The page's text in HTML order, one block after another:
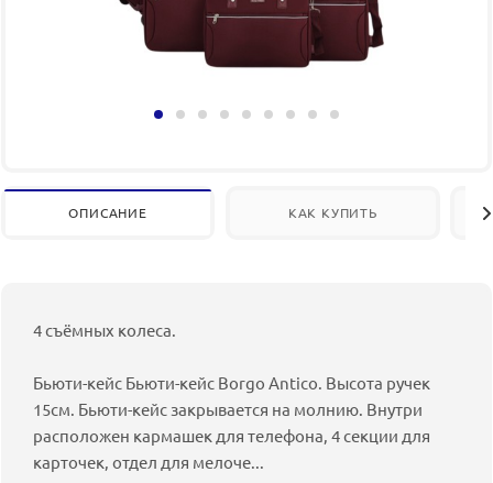
ОПИСАНИЕ КАК КУПИТЬ
4 съёмных колеса.
Бьюти-кейс Бьюти-кейс Borgo Antico. Высота ручек
15см. Бьюти-кейс закрывается на молнию. Внутри
расположен кармашек для телефона, 4 секции для
карточек, отдел для мелоче...